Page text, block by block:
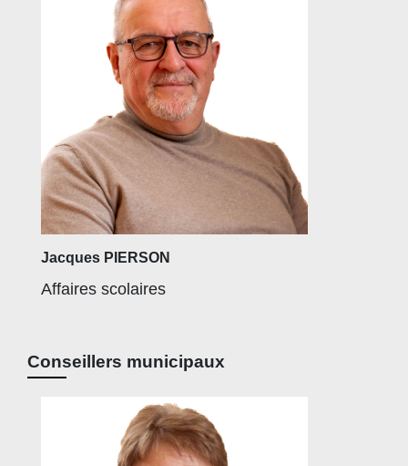
Jacques PIERSON
Affaires scolaires
Conseillers municipaux